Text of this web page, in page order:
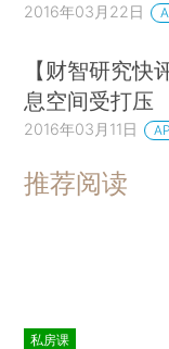
2016年03月22日
【财智研究
息空间受打压
2016年03月11日
推荐阅读
私房课